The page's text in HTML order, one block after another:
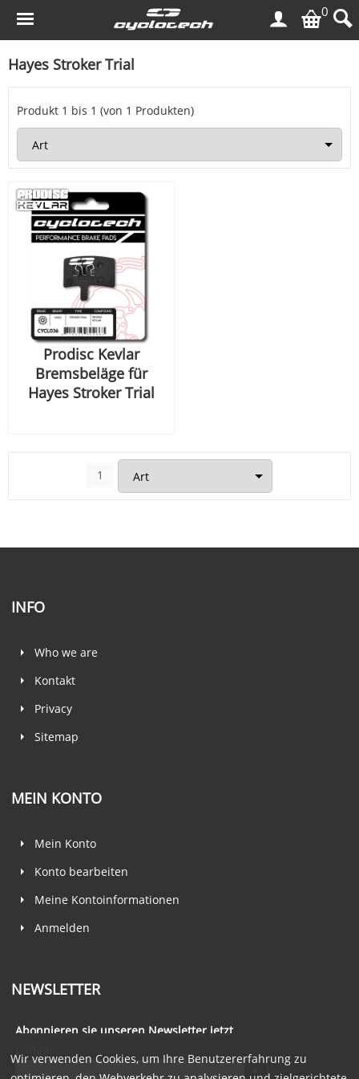
0
Hayes Stroker Trial
Produkt 1 bis 1 (von 1 Produkten)
Prodisc Kevlar
Bremsbeläge für
Hayes Stroker Trial
1
INFO
Who we are
Kontakt
Privacy
Sitemap
MEIN KONTO
Mein Konto
Konto bearbeiten
Meine Kontoinformationen
Anmelden
NEWSLETTER
Abonnieren sie unseren Newsletter jetzt
Wir verwenden Cookies, um Ihre Benutzererfahrung zu